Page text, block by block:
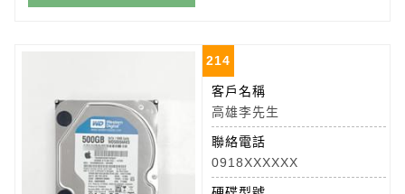
214
客戶名稱
高雄李先生
聯絡電話
0918XXXXXX